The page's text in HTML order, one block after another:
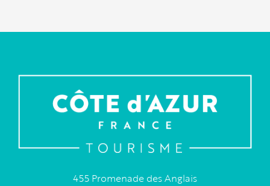
455 Promenade des Anglais